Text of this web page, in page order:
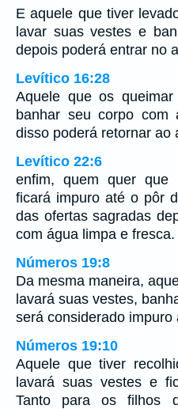
E aquele que tiver
lavar suas vestes e
depois poderá entrar no
Levítico 16:28
Aquele que os
banhar seu corpo com
disso poderá retornar ao
Levítico 22:6
enfim, quem quer que
ficará impuro até o pôr
das ofertas sagradas
com água limpa e fresca.
Números 19:8
Da mesma maneira,
lavará suas vestes,
será considerado impuro
Números 19:10
Aquele que tiver
lavará suas vestes e
Tanto para os filhos